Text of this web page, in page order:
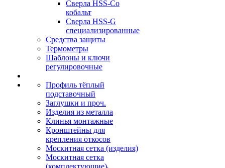
Сверла HSS-Co
кобальт
Сверла HSS-G
специализированные
Средства защиты
Термометры
Шаблоны и ключи
регулировочные
Профиль тёплый
подставочный
Заглушки и проч.
Изделия из металла
Клинья монтажные
Кронштейны для
крепления откосов
Москитная сетка (изделия)
Москитная сетка
(комплектующие)